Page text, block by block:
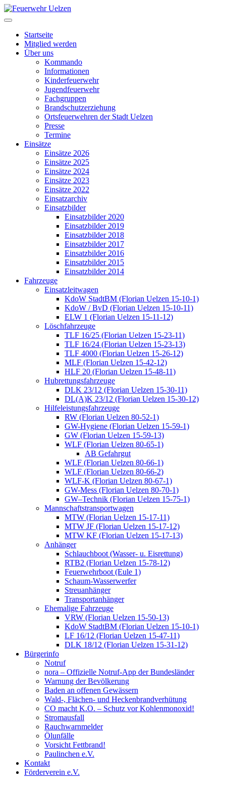
Startseite
Mitglied werden
Über uns
Kommando
Informationen
Kinderfeuerwehr
Jugendfeuerwehr
Fachgruppen
Brandschutzerziehung
Ortsfeuerwehren der Stadt Uelzen
Presse
Termine
Einsätze
Einsätze 2026
Einsätze 2025
Einsätze 2024
Einsätze 2023
Einsätze 2022
Einsatzarchiv
Einsatzbilder
Einsatzbilder 2020
Einsatzbilder 2019
Einsatzbilder 2018
Einsatzbilder 2017
Einsatzbilder 2016
Einsatzbilder 2015
Einsatzbilder 2014
Fahrzeuge
Einsatzleitwagen
KdoW StadtBM (Florian Uelzen 15-10-1)
KdoW / BvD (Florian Uelzen 15-10-11)
ELW 1 (Florian Uelzen 15-11-12)
Löschfahrzeuge
TLF 16/25 (Florian Uelzen 15-23-11)
TLF 16/24 (Florian Uelzen 15-23-13)
TLF 4000 (Florian Uelzen 15-26-12)
MLF (Florian Uelzen 15-42-12)
HLF 20 (Florian Uelzen 15-48-11)
Hubrettungsfahrzeuge
DLK 23/12 (Florian Uelzen 15-30-11)
DL(A)K 23/12 (Florian Uelzen 15-30-12)
Hilfeleistungsfahrzeuge
RW (Florian Uelzen 80-52-1)
GW-Hygiene (Florian Uelzen 15-59-1)
GW (Florian Uelzen 15-59-13)
WLF (Florian Uelzen 80-65-1)
AB Gefahrgut
WLF (Florian Uelzen 80-66-1)
WLF (Florian Uelzen 80-66-2)
WLF-K (Florian Uelzen 80-67-1)
GW-Mess (Florian Uelzen 80-70-1)
GW–Technik (Florian Uelzen 15-75-1)
Mannschaftstransportwagen
MTW (Florian Uelzen 15-17-11)
MTW JF (Florian Uelzen 15-17-12)
MTW KF (Florian Uelzen 15-17-13)
Anhänger
Schlauchboot (Wasser- u. Eisrettung)
RTB2 (Florian Uelzen 15-78-12)
Feuerwehrboot (Eule 1)
Schaum-Wasserwerfer
Streuanhänger
Transportanhänger
Ehemalige Fahrzeuge
VRW (Florian Uelzen 15-50-13)
KdoW StadtBM (Florian Uelzen 15-10-1)
LF 16/12 (Florian Uelzen 15-47-11)
DLK 18/12 (Florian Uelzen 15-31-12)
Bürgerinfo
Notruf
nora – Offizielle Notruf-App der Bundesländer
Warnung der Bevölkerung
Baden an offenen Gewässern
Wald-, Flächen- und Heckenbrandverhütung
CO macht K.O. – Schutz vor Kohlenmonoxid!
Stromausfall
Rauchwarnmelder
Ölunfälle
Vorsicht Fettbrand!
Paulinchen e.V.
Kontakt
Förderverein e.V.